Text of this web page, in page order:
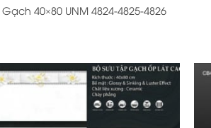
Gạch 40×80 UNM 4824-4825-4826